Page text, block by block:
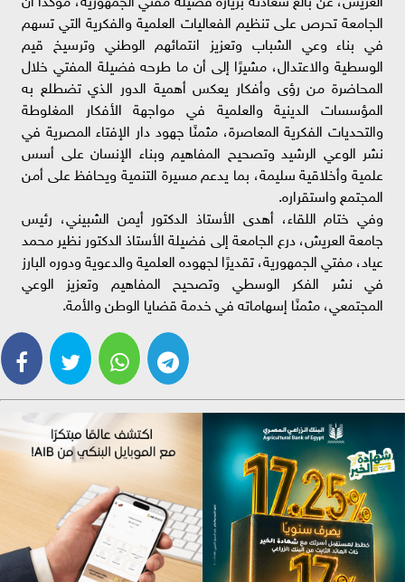
الجامعة تحرص على تنظيم الفعاليات العلمية والفكرية التي تسهم
في بناء وعي الشباب وتعزيز انتمائهم الوطني وترسيخ قيم
الوسطية والاعتدال، مشيرًا إلى أن ما طرحه فضيلة المفتي خلال
المحاضرة من رؤى وأفكار يعكس أهمية الدور الذي تضطلع به
المؤسسات الدينية والعلمية في مواجهة الأفكار المغلوطة
والتحديات الفكرية المعاصرة، مثمنًا جهود دار الإفتاء المصرية في
نشر الوعي الرشيد وتصحيح المفاهيم وبناء الإنسان على أسس
علمية وأخلاقية سليمة، بما يدعم مسيرة التنمية ويحافظ على أمن
المجتمع واستقراره.
وفي ختام اللقاء، أهدى الأستاذ الدكتور أيمن الشبيني، رئيس
جامعة العريش، درع الجامعة إلى فضيلة الأستاذ الدكتور نظير محمد
عياد، مفتي الجمهورية، تقديرًا لجهوده العلمية والدعوية ودوره البارز
في نشر الفكر الوسطي وتصحيح المفاهيم وتعزيز الوعي
المجتمعي، مثمنًا إسهاماته في خدمة قضايا الوطن والأمة.